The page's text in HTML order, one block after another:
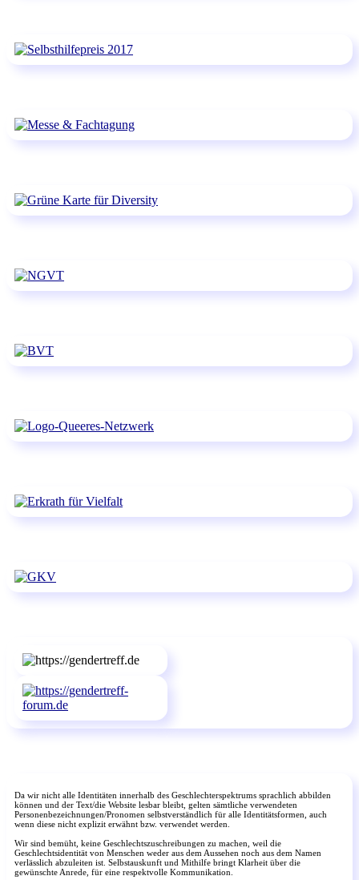
Da wir nicht alle Identitäten innerhalb des Geschlechterspektrums sprachlich abbilden
können und der Text/die Website lesbar bleibt, gelten sämtliche verwendeten
Personenbezeichnungen/Pronomen selbstverständlich für alle Identitätsformen, auch
wenn diese nicht explizit erwähnt bzw. verwendet werden.
Wir sind bemüht, keine Geschlechtszuschreibungen zu machen, weil die
Geschlechtsidentität von Menschen weder aus dem Aussehen noch aus dem Namen
verlässlich abzuleiten ist. Selbstauskunft und Mithilfe bringt Klarheit über die
gewünschte Anrede, für eine respektvolle Kommunikation.